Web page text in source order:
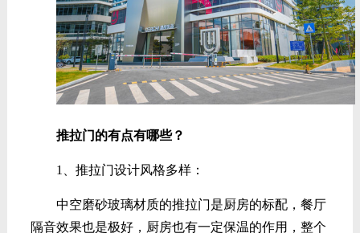
推拉门的有点有哪些？
1、推拉门设计风格多样：
中空磨砂玻璃材质的推拉门是厨房的标配，餐厅
隔音效果也是极好，厨房也有一定保温的作用，整个